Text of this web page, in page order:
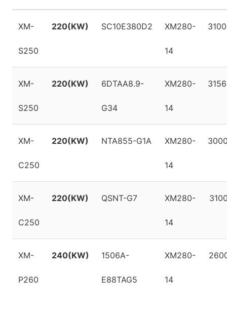
XM-
S250
220(KW) SC10E380D2 XM280-
14
XM-
S250
220(KW) 6DTAA8.9-
G34
XM280-
14
XM-
C250
220(KW) NTA855-G1A XM280-
14
XM-
C250
220(KW) QSNT-G7 XM280-
14
XM-
P260
240(KW) 1506A-
E88TAG5
XM280-
14